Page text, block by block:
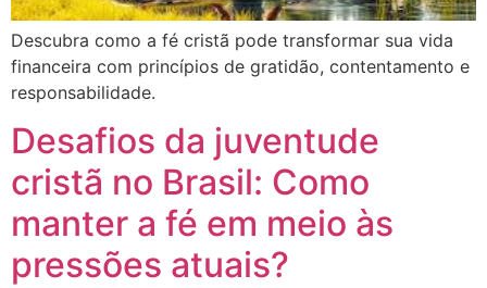
Descubra como a fé cristã pode transformar sua vida
financeira com princípios de gratidão, contentamento e
responsabilidade.
Desafios da juventude
cristã no Brasil: Como
manter a fé em meio às
pressões atuais?